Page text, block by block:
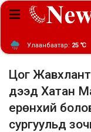
Улаанбаатар: 25 ℃
Цог
дээд Хатан
ерөнхий
сургуульд